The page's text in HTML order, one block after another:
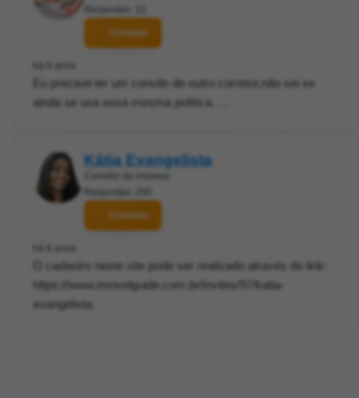
Respostas: 31
Contatar
há 6 anos
Eu precisei ter um convite de outro corretor,não sei se
ainda se usa essa mesma política. . .
Kátia Evangelista
Corretor de imóveis
Respostas: 200
Contatar
há 6 anos
O cadastro neste site pode ser realizado através do link:
https://www.imovelguide.com.br/invites/97/katia-
evangelista